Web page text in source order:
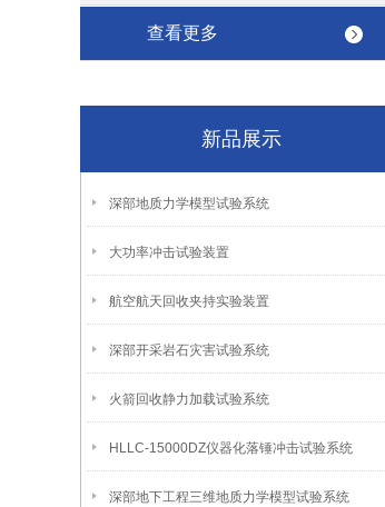
查看更多
新品展示
深部地质力学模型试验系统
大功率冲击试验装置
航空航天回收夹持实验装置
深部开采岩石灾害试验系统
火箭回收静力加载试验系统
HLLC-15000DZ仪器化落锤冲击试验系统
深部地下工程三维地质力学模型试验系统